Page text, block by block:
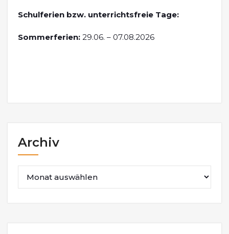
Schulferien bzw. unterrichtsfreie Tage:
Sommerferien: 29.06. – 07.08.2026
ArchivArchiv